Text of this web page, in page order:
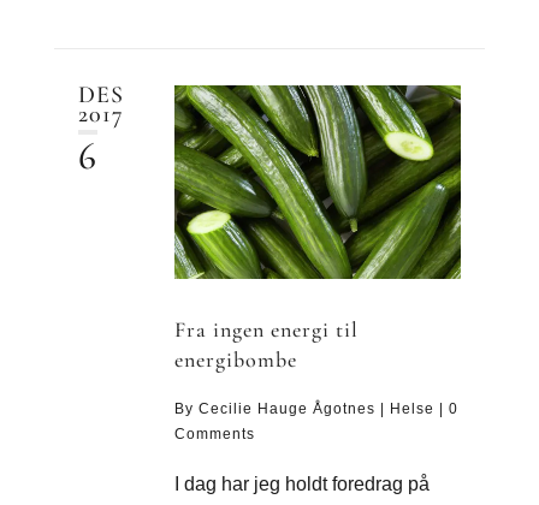
DES
2017
6
Fra ingen energi til
energibombe
By Cecilie Hauge Ågotnes Helse
0
Comments
I dag har jeg holdt foredrag på